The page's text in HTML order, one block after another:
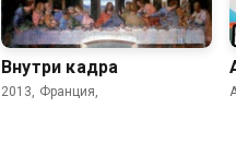
Внутри кадра
2013, Франция,